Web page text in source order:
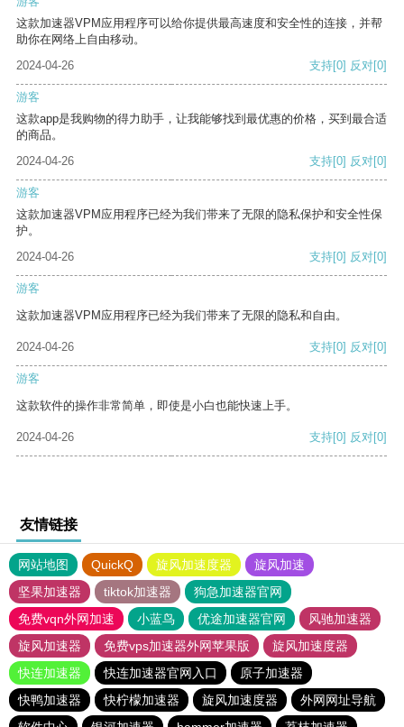
这款加速器VPM应用程序可以给你提供最高速度和安全性的连接，并帮
助你在网络上自由移动。
2024-04-26
支持[0] 反对[0]
游客
这款app是我购物的得力助手，让我能够找到最优惠的价格，买到最合适
的商品。
2024-04-26
支持[0] 反对[0]
游客
这款加速器VPM应用程序已经为我们带来了无限的隐私保护和安全性保
护。
2024-04-26
支持[0] 反对[0]
游客
这款加速器VPM应用程序已经为我们带来了无限的隐私和自由。
2024-04-26 支持[0] 反对[0]
游客
这款软件的操作非常简单，即使是小白也能快速上手。
2024-04-26 支持[0] 反对[0]
友情链接
网站地图 QuickQ 旋风加速度器
旋风加速
坚果加速器
tiktok加速器
狗急加速器官网
免费vqn外网加速
小蓝鸟 优途加速器官网
风驰加速器
旋风加速器
免费vps加速器外网苹果版
旋风加速度器
快连加速器
快连加速器官网入口
原子加速器
快鸭加速器
快柠檬加速器 旋风加速度器
外网网址导航